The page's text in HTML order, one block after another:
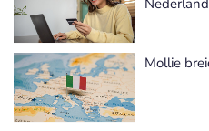
Mollie